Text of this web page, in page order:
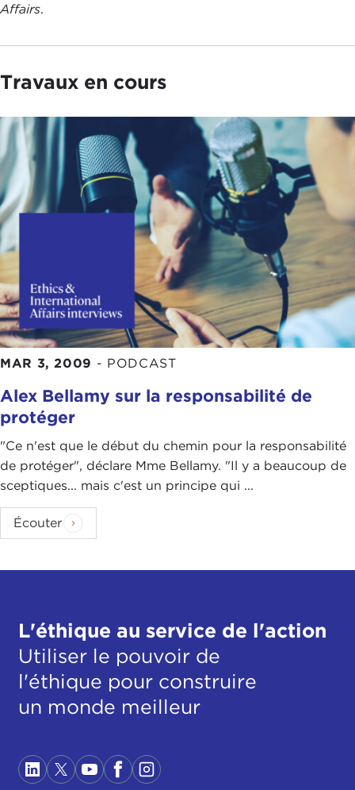
Affairs.
Travaux en cours
MAR 3, 2009 - PODCAST
Alex Bellamy sur la responsabilité de
protéger
"Ce n'est que le début du chemin pour la responsabilité
de protéger", déclare Mme Bellamy. "Il y a beaucoup de
sceptiques... mais c'est un principe qui ...
Écouter
L'éthique au service de l'action
Utiliser le pouvoir de
l'éthique pour construire
un monde meilleur